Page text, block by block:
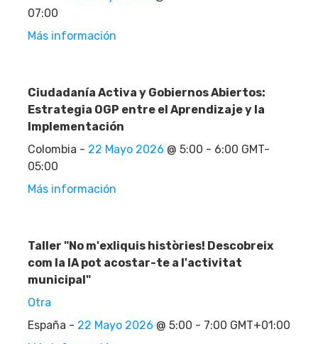
07:00
Más información
Ciudadanía Activa y Gobiernos Abiertos:
Estrategia OGP entre el Aprendizaje y la
Implementación
Colombia - 22 Mayo 2026 @ 5:00 - 6:00 GMT-
05:00
Más información
Taller "No m'exliquis històries! Descobreix
com la IA pot acostar-te a l'activitat
municipal"
Otra
España - 22 Mayo 2026 @ 5:00 - 7:00 GMT+01:00